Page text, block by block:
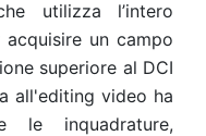
utilizza l’intero
un campo
superiore al DCI
all'editing video ha
le inquadrature,